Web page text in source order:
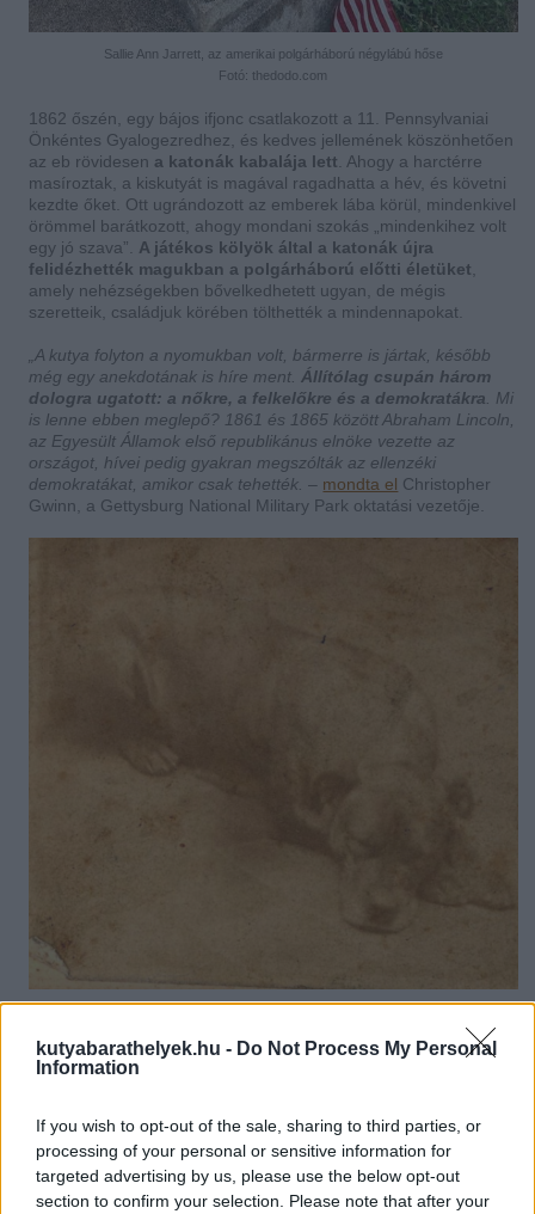
kutyabarathelyek.hu - Do Not Process My Personal
Information
If you wish to opt-out of the sale, sharing to third parties, or
processing of your personal or sensitive information for
targeted advertising by us, please use the below opt-out
section to confirm your selection. Please note that after your
Sallie Ann Jarrett, az amerikai polgárháború négylábú hőse
Fotó: thedodo.com
1862 őszén, egy bájos ifjonc csatlakozott a 11. Pennsylvaniai
Önkéntes Gyalogezredhez, és kedves jellemének köszönhetően
az eb rövidesen a katonák kabalája lett. Ahogy a harctérre
masíroztak, a kiskutyát is magával ragadhatta a hév, és követni
kezdte őket. Ott ugrándozott az emberek lába körül, mindenkivel
örömmel barátkozott, ahogy mondani szokás „mindenkihez volt
egy jó szava”. A játékos kölyök által a katonák újra
felidézhették magukban a polgárháború előtti életüket,
amely nehézségekben bővelkedhetett ugyan, de mégis
szeretteik, családjuk körében tölthették a mindennapokat.
„A kutya folyton a nyomukban volt, bármerre is jártak, később
még egy anekdotának is híre ment.Állítólag csupán három
dologra ugatott: a nőkre, a felkelőkre és a demokratákra. Mi
is lenne ebben meglepő? 1861 és 1865 között Abraham Lincoln,
az Egyesült Államok első republikánus elnöke vezette az
országot, hívei pedig gyakran megszólták az ellenzéki
demokratákat, amikor csak tehették. – mondta el Christopher
Gwinn, a Gettysburg National Military Park oktatási vezetője.
Sallie olyannyira a magáénak érezte csapatát, hogy a
végén és alaposan megugatta az ellenséget.
A gettysburgi
csata
(1863. július 1-3.)
első napja azonban tragédiába
torkollott, a katonák nem tudták tartani állásaikat, és
visszavonulót fújtak. A nagy kavarodásban a kutya is eltűnt, attól
tartottak, nem élte túl a támadást.